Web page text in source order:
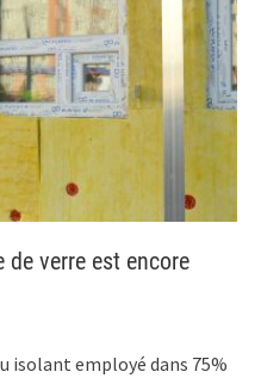
verre est encore
isolant employé dans 75%